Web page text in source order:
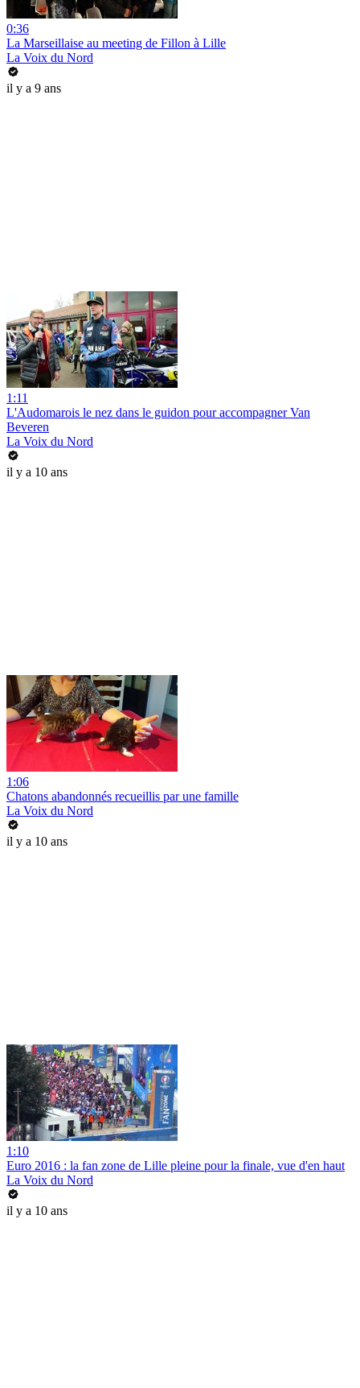
0:36
La Marseillaise au meeting de Fillon à Lille
La Voix du Nord
il y a 9 ans
1:11
L'Audomarois le nez dans le guidon pour accompagner Van
Beveren
La Voix du Nord
il y a 10 ans
1:06
Chatons abandonnés recueillis par une famille
La Voix du Nord
il y a 10 ans
1:10
Euro 2016 : la fan zone de Lille pleine pour la finale, vue d'en haut
La Voix du Nord
il y a 10 ans